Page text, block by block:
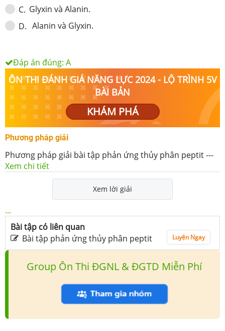
C. Glyxin và Alanin.
D. Alanin và Glyxin.
Đáp án đúng: A
ÔN THI ĐÁNH GIÁ NĂNG LỰC 2024 - LỘ TRÌNH 5V
BÀI BẢN
KHÁM PHÁ
Phương pháp giải
Phương pháp giải bài tập phản ứng thủy phân peptit---
Xem chi tiết
Xem lời giải
...
Bài tập có liên quan
Bài tập phản ứng thủy phân peptit
Luyện Ngay
Group Ôn Thi ĐGNL & ĐGTD Miễn Phí